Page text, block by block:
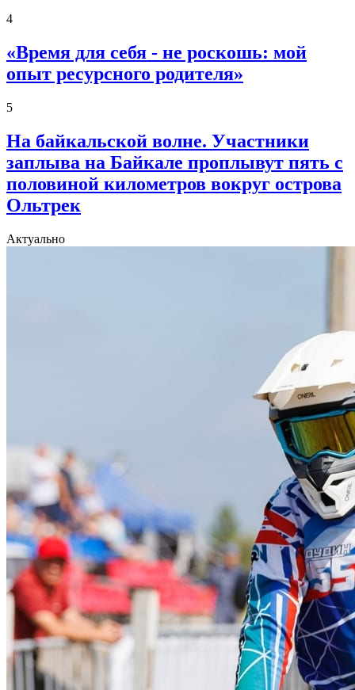
4
«Время для себя - не роскошь: мой
опыт ресурсного родителя»
5
На байкальской волне. Участники
заплыва на Байкале проплывут пять с
половиной километров вокруг острова
Ольтрек
Актуально